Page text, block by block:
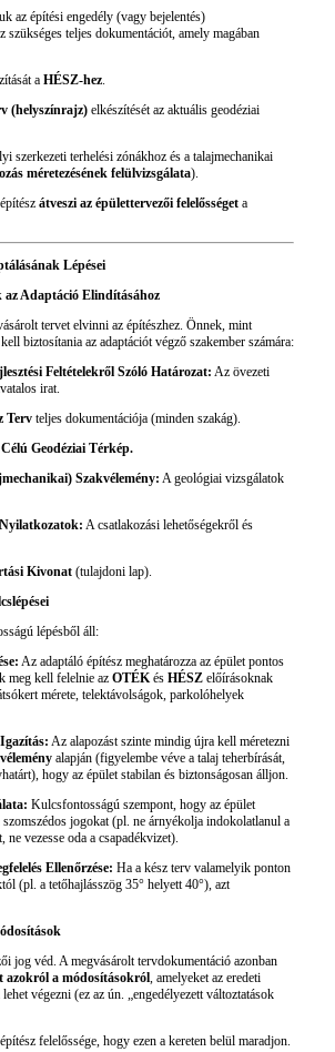
az építési engedély (vagy bejelentés)
szükséges teljes dokumentációt, amely magában
a HÉSZ-hez.
(helyszínrajz) elkészítését az aktuális geodéziai
szerkezeti terhelési zónákhoz és a talajmechanikai
méretezésének felülvizsgálata).
átveszi az épülettervezői felelősséget a
Lépései
az Adaptáció Elindításához
tervet elvinni az építészhez. Önnek, mint
biztosítania az adaptációt végző szakember számára:
Feltételekről Szóló Határozat: Az övezeti
irat.
Terv teljes dokumentációja (minden szakág).
Geodéziai Térkép.
Szakvélemény: A geológiai vizsgálatok
A csatlakozási lehetőségekről és
Kivonat (tulajdoni lap).
lépésből áll:
Az adaptáló építész meghatározza az épület pontos
meg kell felelnie az OTÉKés HÉSZ előírásoknak
mérete, telektávolságok, parkolóhelyek
Az alapozást szinte mindig újra kell méretezni
alapján (figyelembe véve a talaj teherbírását,
hogy az épület stabilan és biztonságosan álljon.
Kulcsfontosságú szempont, hogy az épület
szomszédos jogokat (pl. ne árnyékolja indokolatlanul a
ne vezesse oda a csapadékvizet).
Ellenőrzése: Ha a kész terv valamelyik ponton
(pl. a tetőhajlásszög 35° helyett 40°), azt
jog véd. A megvásárolt tervdokumentáció azonban
azokról a módosításokról, amelyeket az eredeti
végezni (ez az ún. „engedélyezett változtatások
felelőssége, hogy ezen a kereten belül maradjon.